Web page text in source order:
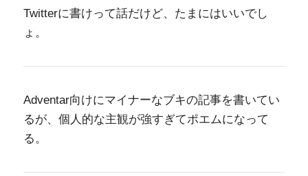
Twitterに書けって話だけど、たまにはいいでし
ょ。
Adventar向けにマイナーなブキの記事を書いてい
るが、個人的な主観が強すぎてポエムになって
る。